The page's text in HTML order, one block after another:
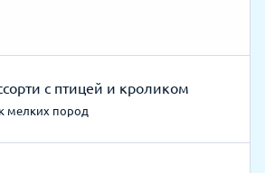
с птицей и кроликом
мелких пород